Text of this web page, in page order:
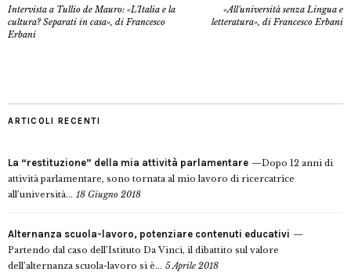
Intervista a Tullio de Mauro: «L'Italia e la
cultura? Separati in casa», di Francesco
Erbani
«All'università senza Lingua e
letteratura», di Francesco Erbani
ARTICOLI RECENTI
La “restituzione” della mia attività parlamentare
Dopo 12 anni di
attività parlamentare, sono tornata al mio lavoro di ricercatrice
all’università... 18 Giugno 2018
Alternanza scuola-lavoro, potenziare contenuti educativi
Partendo dal caso dell’Istituto Da Vinci, il dibattito sul valore
dell’alternanza scuola-lavoro si è... 5 Aprile 2018